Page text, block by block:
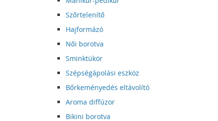
Szőrtelenítő
Hajformázó
Női borotva
Sminktükör
Szépségápolási eszköz
Bőrkeményedés eltávolító
Aroma diffúzor
Bikini borotva